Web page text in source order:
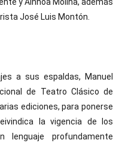
José Luis Montón.
a sus espaldas, Manuel
de Teatro Clásico de
ediciones, para ponerse
la vigencia de los
profundamente